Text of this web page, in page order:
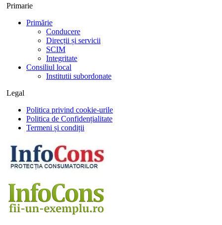
Primarie
Primărie
Conducere
Direcții și servicii
SCIM
Integritate
Consiliul local
Institutii subordonate
Legal
Politica privind cookie-urile
Politica de Confidențialitate
Termeni și condiții